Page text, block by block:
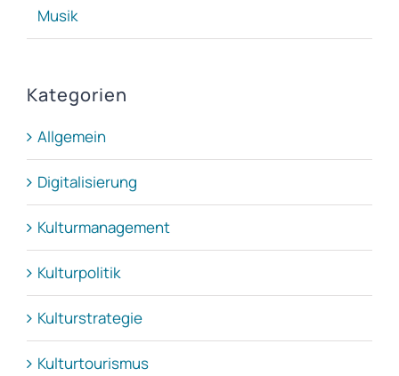
Musik
Kategorien
Allgemein
Digitalisierung
Kulturmanagement
Kulturpolitik
Kulturstrategie
Kulturtourismus